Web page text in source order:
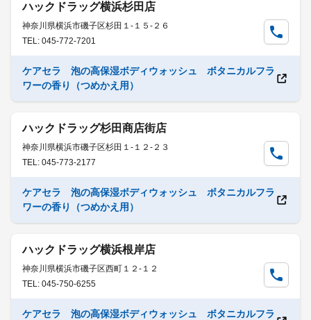
ハックドラッグ横浜杉田店
神奈川県横浜市磯子区杉田１-１５-２６
TEL: 045-772-7201
ケアセラ 泡の高保湿ボディウォッシュ ボタニカルフラ
ワーの香り（つめかえ用）
ハックドラッグ杉田商店街店
神奈川県横浜市磯子区杉田１-１２-２３
TEL: 045-773-2177
ケアセラ 泡の高保湿ボディウォッシュ ボタニカルフラ
ワーの香り（つめかえ用）
ハックドラッグ横浜根岸店
神奈川県横浜市磯子区西町１２-１２
TEL: 045-750-6255
ケアセラ 泡の高保湿ボディウォッシュ ボタニカルフラ